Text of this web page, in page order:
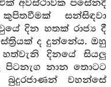
අවස්ථාවක පසේනදී
සන්සිඳවා
දින හතක් රාජ්‍ය දී
ද දුන්නේය. ඔහු
දිනයේ සියලු
පිටනැග නාන තොටට
වහන්සේ